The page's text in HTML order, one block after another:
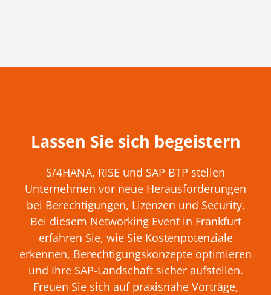
Lassen Sie sich begeistern
S/4HANA, RISE und SAP BTP stellen
Unternehmen vor neue Herausforderungen
bei Berechtigungen, Lizenzen und Security.
Bei diesem Networking Event in Frankfurt
erfahren Sie, wie Sie Kostenpotenziale
erkennen, Berechtigungskonzepte optimieren
und Ihre SAP-Landschaft sicher aufstellen.
Freuen Sie sich auf praxisnahe Vorträge,